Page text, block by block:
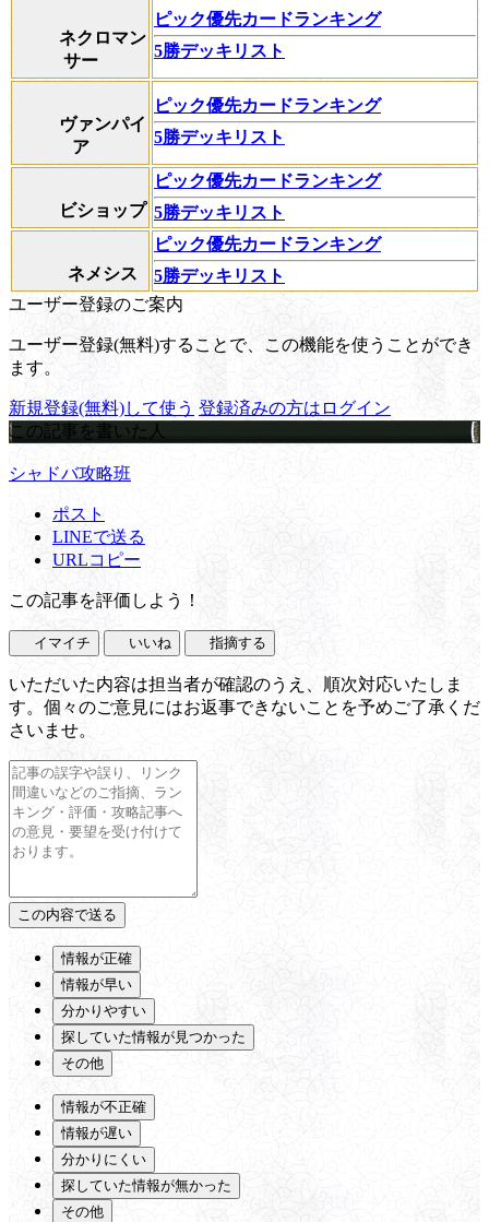
ネクロマン
サー
ピック優先カードランキング
5勝デッキリスト
ヴァンパイ
ア
ピック優先カードランキング
5勝デッキリスト
ビショップ
ピック優先カードランキング
5勝デッキリスト
ネメシス
ピック優先カードランキング
5勝デッキリスト
ユーザー登録のご案内
ユーザー登録(無料)することで、この機能を使うことができ
ます。
新規登録(無料)して使う 登録済みの方はログイン
この記事を書いた人
シャドバ攻略班
ポスト
LINEで送る
URLコピー
この記事を評価しよう！
イマイチ いいね 指摘する
いただいた内容は担当者が確認のうえ、順次対応いたしま
す。個々のご意見にはお返事できないことを予めご了承くだ
さいませ。
情報が正確
情報が早い
分かりやすい
探していた情報が見つかった
その他
情報が不正確
情報が遅い
分かりにくい
探していた情報が無かった
その他